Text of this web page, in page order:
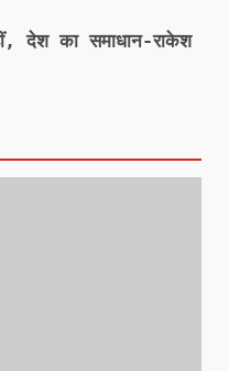
देश का समाधान-राकेश